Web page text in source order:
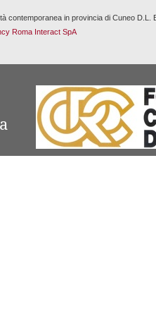
contemporanea in provincia di Cuneo D.L.
Roma Interact SpA